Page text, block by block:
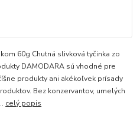
60g Chutná slivková tyčinka zo
DAMODARA sú vhodné pre
produkty ani akékoľvek prísady
Bez konzervantov, umelých
celý popis